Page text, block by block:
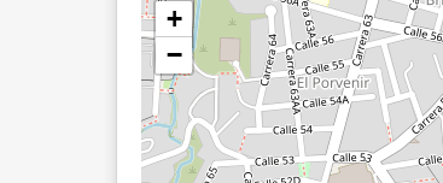
+
−